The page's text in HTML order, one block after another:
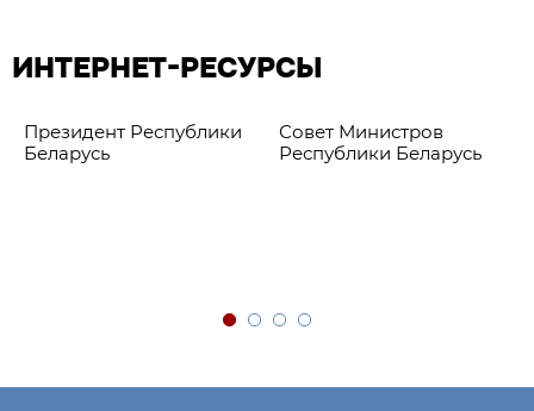
ИНТЕРНЕТ-РЕСУРСЫ
Президент Республики
Беларусь
Совет Министров
Республики Беларусь